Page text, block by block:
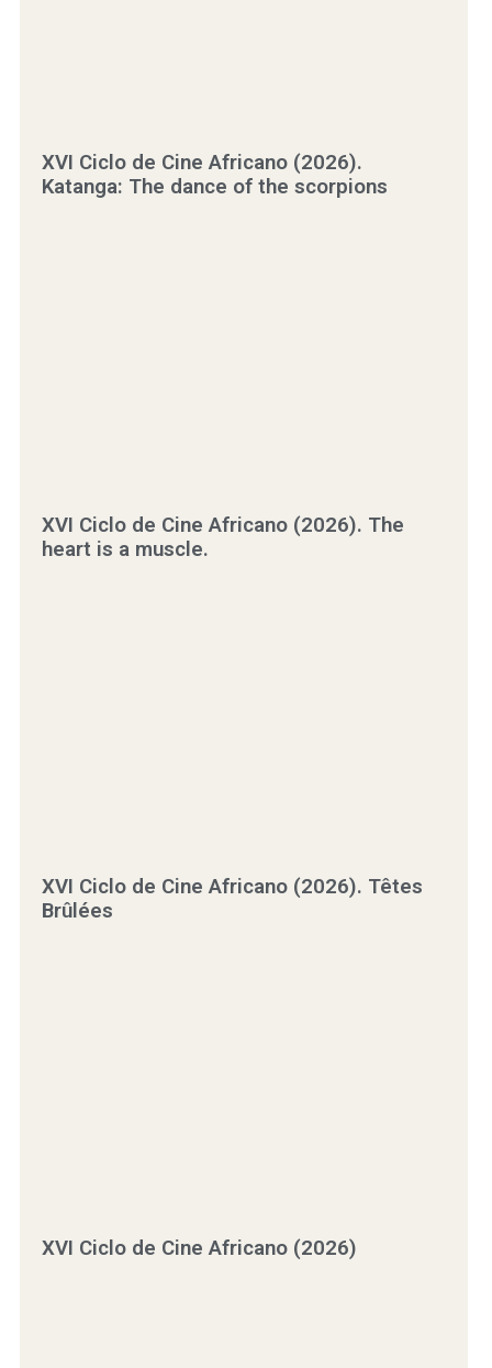
XVI Ciclo de Cine Africano (2026).
Katanga: The dance of the scorpions
XVI Ciclo de Cine Africano (2026). The
heart is a muscle.
XVI Ciclo de Cine Africano (2026). Têtes
Brûlées
XVI Ciclo de Cine Africano (2026)